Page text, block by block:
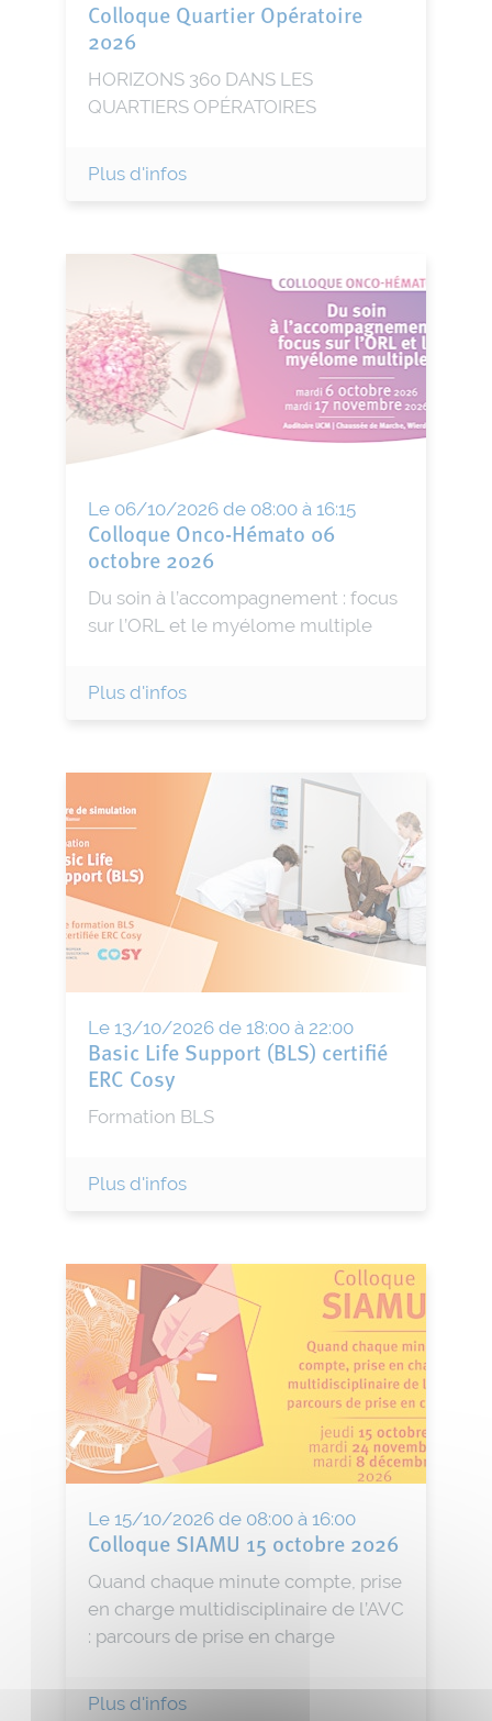
Colloque Quartier Opératoire
2026
HORIZONS 360 DANS LES
QUARTIERS OPÉRATOIRES
Plus d'infos
Le 06/10/2026 de 08:00 à 16:15
Colloque Onco-Hémato 06
octobre 2026
Du soin à l’accompagnement : focus
sur l’ORL et le myélome multiple
Plus d'infos
Le 13/10/2026 de 18:00 à 22:00
Basic Life Support (BLS) certifié
ERC Cosy
Formation BLS
Plus d'infos
Le 15/10/2026 de 08:00 à 16:00
Colloque SIAMU 15 octobre 2026
Quand chaque minute compte, prise
en charge multidisciplinaire de l’AVC
: parcours de prise en charge
Plus d'infos